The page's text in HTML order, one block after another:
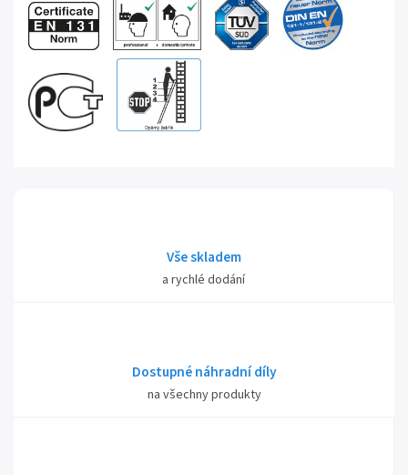
Vše skladem
a rychlé dodání
Dostupné náhradní díly
na všechny produkty